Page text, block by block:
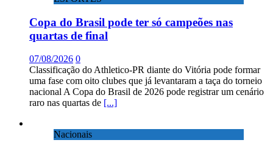
Copa do Brasil pode ter só campeões nas
quartas de final
07/08/2026 0
Classificação do Athletico-PR diante do Vitória pode formar
uma fase com oito clubes que já levantaram a taça do torneio
nacional A Copa do Brasil de 2026 pode registrar um cenário
raro nas quartas de [...]
Nacionais